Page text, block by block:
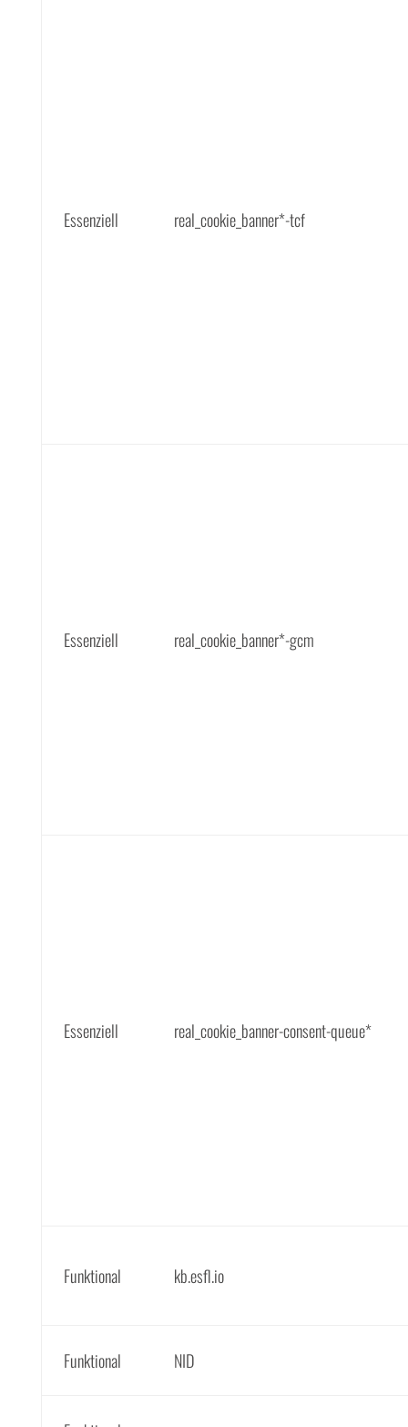
Essenziell real_cookie_banner*-tcf
Essenziell real_cookie_banner*-gcm
Essenziell real_cookie_banner-consent-queue*
Funktional kb.esfl.io
Funktional NID